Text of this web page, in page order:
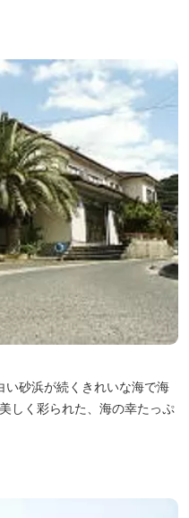
砂浜が続くきれいな海で海
しく彩られた、海の幸たっぷ